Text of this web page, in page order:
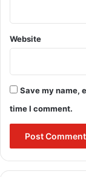
Website
Save my name,
time I comment.